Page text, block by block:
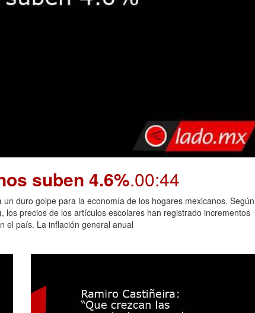
suben 4.6%.00:44
duro golpe para la economía de los hogares mexicanos. Según
precios de los artículos escolares han registrado incrementos
el país. La inflación general anual